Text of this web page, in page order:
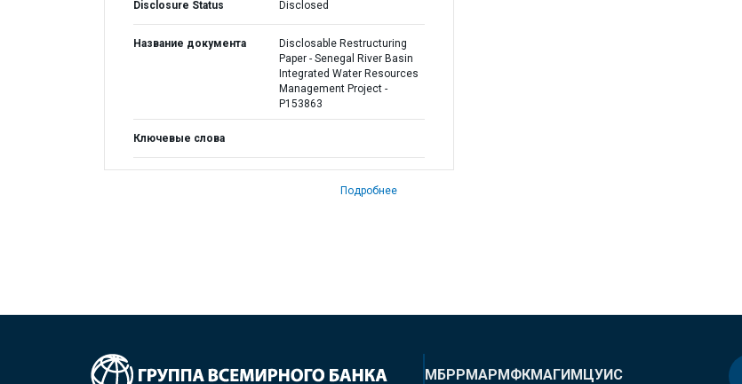
Disclosure Status Disclosed
Название документа
Disclosable Restructuring
Paper - Senegal River Basin
Integrated Water Resources
Management Project -
P153863
Ключевые слова
Подробнее
МБРРМАРМФКМАГИМЦУИС